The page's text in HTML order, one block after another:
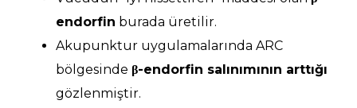
endorfin burada üretilir.
Akupunktur uygulamalarında ARC
bölgesinde β-endorfin salınımının arttığı
gözlenmiştir.